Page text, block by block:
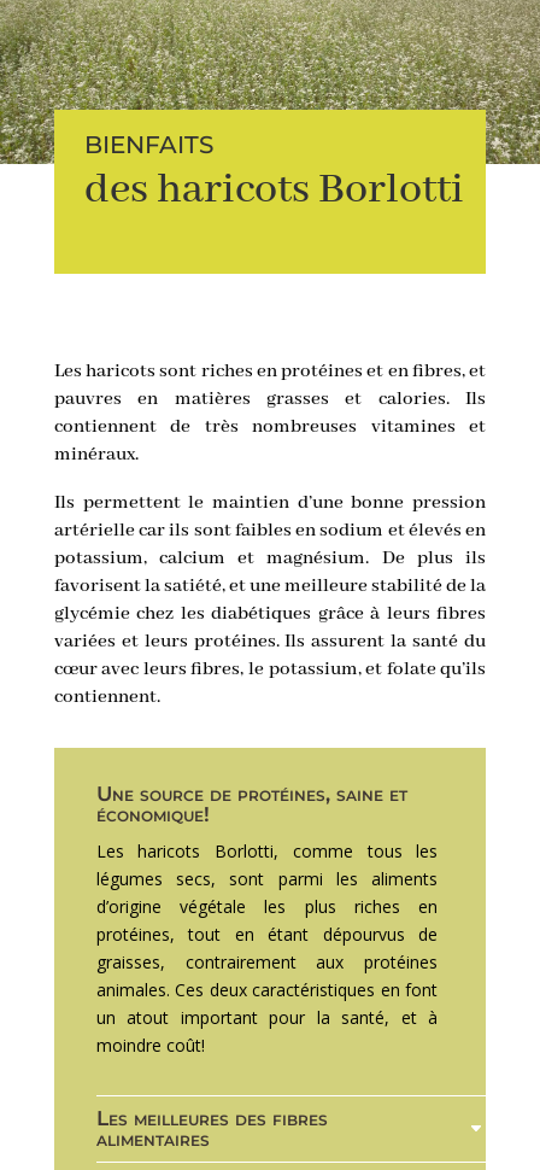
BIENFAITS
des haricots Borlotti
Les haricots sont riches en protéines et en fibres, et
pauvres en matières grasses et calories. Ils
contiennent de très nombreuses vitamines et
minéraux.
Ils permettent le maintien d’une bonne pression
artérielle car ils sont faibles en sodium et élevés en
potassium, calcium et magnésium. De plus ils
favorisent la satiété, et une meilleure stabilité de la
glycémie chez les diabétiques grâce à leurs fibres
variées et leurs protéines. Ils assurent la santé du
cœur avec leurs fibres, le potassium, et folate qu’ils
contiennent.
Une source de protéines, saine et
économique!
Les haricots Borlotti, comme tous les
légumes secs, sont parmi les aliments
d’origine végétale les plus riches en
protéines, tout en étant dépourvus de
graisses, contrairement aux protéines
animales. Ces deux caractéristiques en font
un atout important pour la santé, et à
moindre coût!
Les meilleures des fibres
alimentaires